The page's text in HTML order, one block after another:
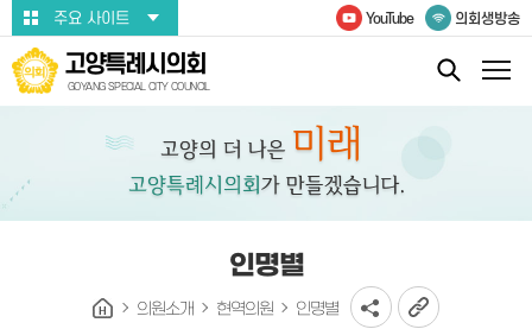
본문바로가기주요 사이트 YouTube 의회생방송
고양특례시의회
GOYANG SPECIAL CITY COUNCIL
인명별
의원소개 현역의원 인명별